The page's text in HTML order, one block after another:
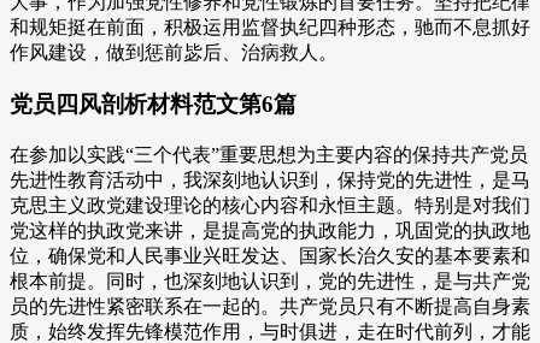
和规矩挺在前面，积极运用监督执纪四种形态，驰而不息抓好
作风建设，做到惩前毖后、治病救人。
党员四风剖析材料范文第6篇
在参加以实践“三个代表”重要思想为主要内容的保持共产党员
先进性教育活动中，我深刻地认识到，保持党的先进性，是马
克思主义政党建设理论的核心内容和永恒主题。特别是对我们
党这样的执政党来讲，是提高党的执政能力，巩固党的执政地
位，确保党和人民事业兴旺发达、国家长治久安的基本要素和
根本前提。同时，也深刻地认识到，党的先进性，是与共产党
员的先进性紧密联系在一起的。共产党员只有不断提高自身素
质，始终发挥先锋模范作用，与时俱进，走在时代前列，才能